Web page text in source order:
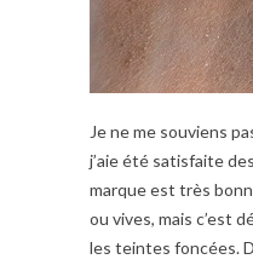
Je ne me souviens
j’aie été satisfaite
marque est très
ou vives, mais c’est
les teintes foncées.